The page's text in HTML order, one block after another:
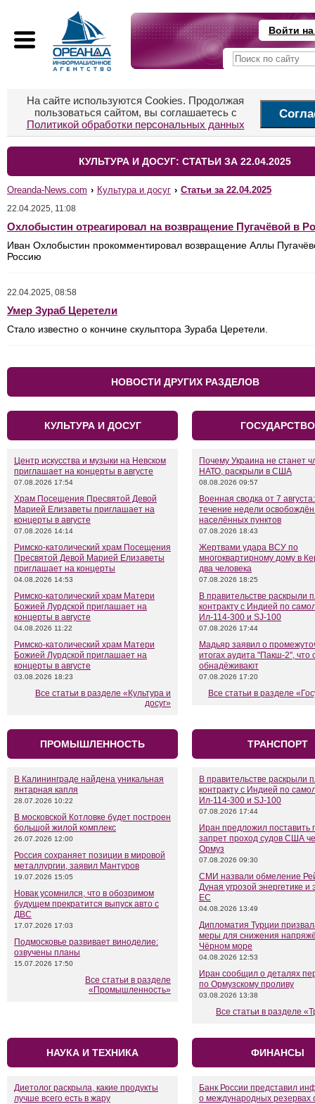
Войти
На сайте используются Cookies. Продолжая
пользоваться сайтом, вы соглашаетесь с
Политикой обработки персональных данных
КУЛЬТУРА И ДОСУГ: СТАТЬИ ЗА 22.04.2025
Oreanda-News.com › Культура и досуг › Статьи за 22.04.2025
22.04.2025, 11:08
Охлобыстин отреагировал на возвращение Пугачёвой в
Иван Охлобыстин прокомментировал возвращение Аллы
Россию
22.04.2025, 08:58
Умер Зураб Церетели
Стало известно о кончине скульптора Зураба Церетели.
НОВОСТИ ДРУГИХ РАЗДЕЛОВ
КУЛЬТУРА И ДОСУГ
Центр искусства и музыки на Невском
приглашает на концерты в августе
07.08.2026 17:54
Храм Посещения Пресвятой Девой
Марией Елизаветы приглашает на
концерты в августе
07.08.2026 14:14
Римско-католический храм Посещения
Пресвятой Девой Марией Елизаветы
приглашает на концерты
04.08.2026 14:53
Римско-католический храм Матери
Божией Лурдской приглашает на
концерты в августе
04.08.2026 11:22
Римско-католический храм Матери
Божией Лурдской приглашает на
концерты в августе
03.08.2026 18:23
Все статьи в разделе «Культура и
досуг»
ГОСУДАРСТВО
Почему Украина не станет
НАТО, раскрыли в США
08.08.2026 09:57
Военная сводка от 7
течение недели
населённых пунктов
07.08.2026 18:43
Жертвами удара ВСУ по
многоквартирному дому в
два человека
07.08.2026 18:25
В правительстве раскрыли
контракту с Индией по
Ил-114-300 и SJ-100
07.08.2026 17:44
Мадьяр заявил о
итогах аудита "Пакш-2", что
обнадёживают
07.08.2026 17:20
Все статьи в разделе
ПРОМЫШЛЕННОСТЬ
В Калининграде найдена уникальная
янтарная капля
28.07.2026 10:22
В московской Котловке будет построен
большой жилой комплекс
26.07.2026 12:00
Россия сохраняет позиции в мировой
металлургии, заявил Мантуров
19.07.2026 15:05
Новак усомнился, что в обозримом
будущем прекратится выпуск авто с
ДВС
17.07.2026 17:03
Подмосковье развивает виноделие:
озвучены планы
15.07.2026 17:50
Все статьи в разделе
«Промышленность»
ТРАНСПОРТ
В правительстве раскрыли
контракту с Индией по
Ил-114-300 и SJ-100
07.08.2026 17:44
Иран предложил поставить
запрет проход судов США
Ормуз
07.08.2026 09:30
СМИ назвали обмеление
Дуная угрозой энергетике и
ЕС
04.08.2026 13:49
Дипломатия Турции
меры для снижения
Чёрном море
04.08.2026 12:53
Иран сообщил о деталях
по Ормузскому проливу
03.08.2026 13:38
Все статьи в разделе
НАУКА И ТЕХНИКА
Диетолог раскрыла, какие продукты
лучше всего есть в жару
ФИНАНСЫ
Банк России представил
о международных резервах